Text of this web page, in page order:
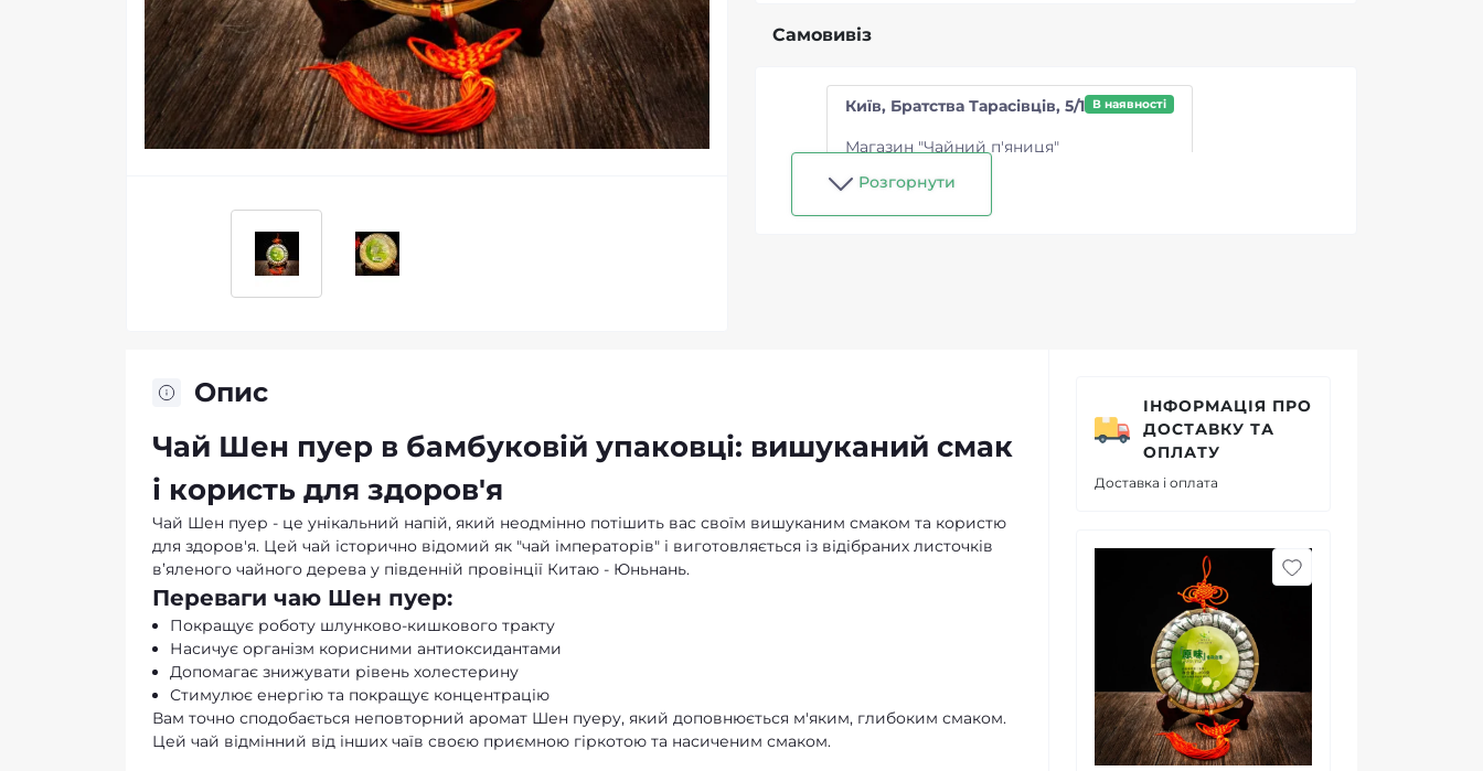
Самовивіз
Київ, Братства Тарасівців, 5/1 В наявності
Магазин "Чайний п'яниця"
Розгорнути
Опис
Чай Шен пуер в бамбуковій упаковці: вишуканий смак
і користь для здоров'я
Чай Шен пуер - це унікальний напій, який неодмінно потішить вас своїм вишуканим смаком та користю
для здоров'я. Цей чай історично відомий як "чай імператорів" і виготовляється із відібраних листочків
в’яленого чайного дерева у південній провінції Китаю - Юньнань.
Переваги чаю Шен пуер:
Покращує роботу шлунково-кишкового тракту
Насичує організм корисними антиоксидантами
Допомагає знижувати рівень холестерину
Стимулює енергію та покращує концентрацію
Вам точно сподобається неповторний аромат Шен пуеру, який доповнюється м'яким, глибоким смаком.
Цей чай відмінний від інших чаїв своєю приємною гіркотою та насиченим смаком.
ІНФОРМАЦІЯ ПРО
ДОСТАВКУ ТА
ОПЛАТУ
Доставка і оплата